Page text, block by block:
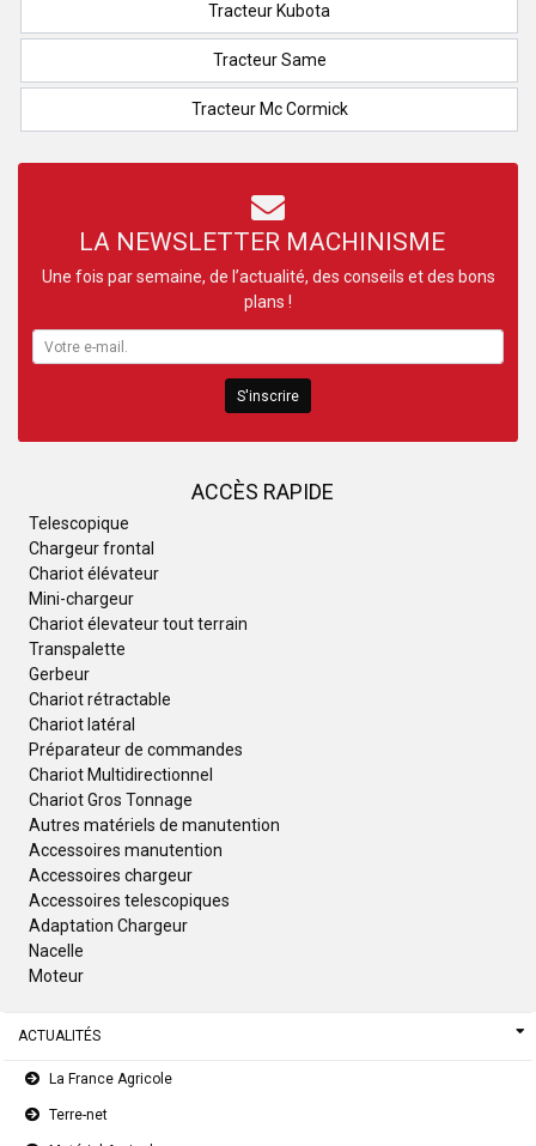
ACCÈS RAPIDE
Telescopique
Chargeur frontal
Chariot élévateur
Mini-chargeur
Chariot élevateur tout terrain
Transpalette
Gerbeur
Chariot rétractable
Chariot latéral
Préparateur de commandes
Chariot Multidirectionnel
Chariot Gros Tonnage
Autres matériels de manutention
Accessoires manutention
Accessoires chargeur
Accessoires telescopiques
Adaptation Chargeur
Nacelle
Moteur
Tracteur Kubota
Tracteur Same
Tracteur Mc Cormick
LA NEWSLETTER MACHINISME
Une fois par semaine, de l’actualité, des conseils et des bons
plans !
S'inscrire
ACTUALITÉS
La France Agricole
Terre-net